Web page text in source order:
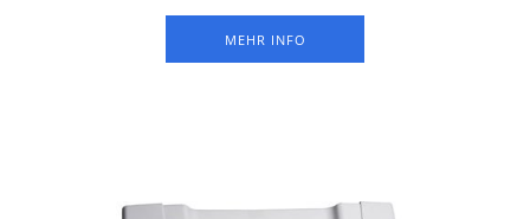
Namensschildgröße). Das Sortiersystem ist nicht im
Lieferumfang enthalten.
MEHR INFO